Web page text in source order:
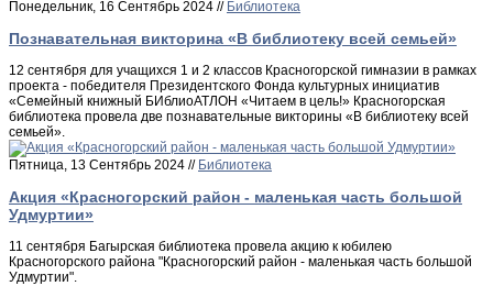
Понедельник, 16 Сентябрь 2024 // Библиотека
Познавательная викторина «В библиотеку всей семьей»
12 сентября для учащихся 1 и 2 классов Красногорской гимназии в рамках
проекта - победителя Президентского Фонда культурных инициатив
«Семейный книжный БИблиоАТЛОН «Читаем в цель!» Красногорская
библиотека провела две познавательные викторины «В библиотеку всей
семьей».
Пятница, 13 Сентябрь 2024 // Библиотека
Акция «Красногорский район - маленькая часть большой
Удмуртии»
11 сентября Багырская библиотека провела акцию к юбилею
Красногорского района "Красногорский район - маленькая часть большой
Удмуртии".